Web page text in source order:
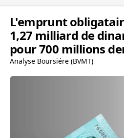
L'emprunt
1,27 milliard de
pour 700 millions
Analyse Boursiére (BVMT)